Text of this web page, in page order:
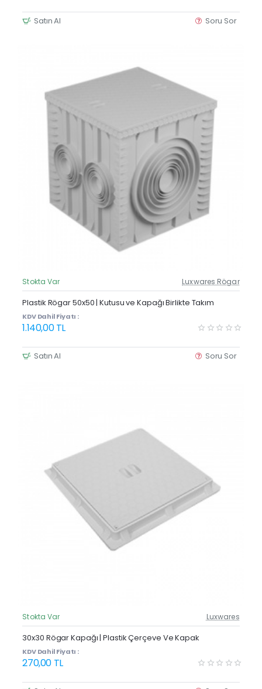
Satın Al Soru Sor
Güncel Fiyat
Stokta Var Luxwares Rögar
Plastik Rögar 50x50 | Kutusu ve Kapağı Birlikte Takım
KDV Dahil Fiyatı :
1.140,00 TL
Satın Al Soru Sor
Güncel Fiyat
Stokta Var Luxwares
30x30 Rögar Kapağı | Plastik Çerçeve Ve Kapak
KDV Dahil Fiyatı :
270,00 TL